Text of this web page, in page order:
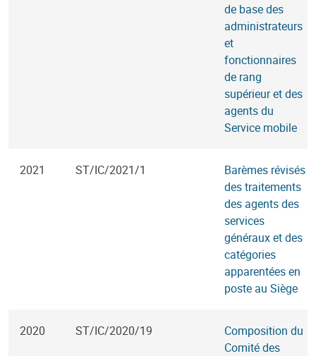
de base des
administrateurs
et
fonctionnaires
de rang
supérieur et des
agents du
Service mobile
2021 ST/IC/2021/1
Barèmes révisés
des traitements
des agents des
services
généraux et des
catégories
apparentées en
poste au Siège
2020 ST/IC/2020/19
Composition du
Comité des